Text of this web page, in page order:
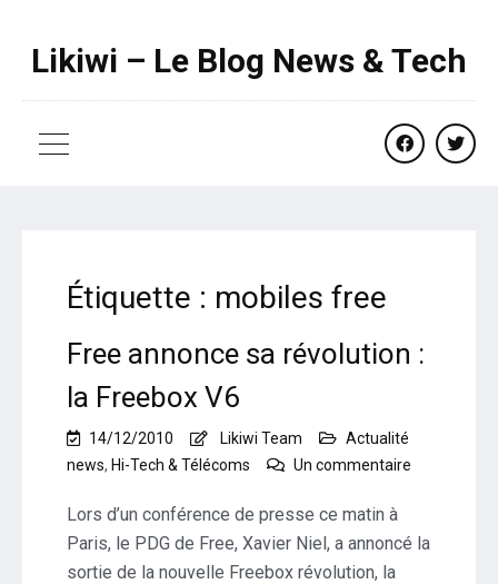
Likiwi – Le Blog News & Tech
facebook
Étiquette : mobiles free
Free annonce sa révolution :
la Freebox V6
14/12/2010 Likiwi Team
Actualité
news, Hi-Tech & Télécoms Un commentaire
révolution
Lors d’un conférence de presse ce matin à
Paris, le PDG de Free, Xavier Niel, a annoncé la
sortie de la nouvelle Freebox révolution, la